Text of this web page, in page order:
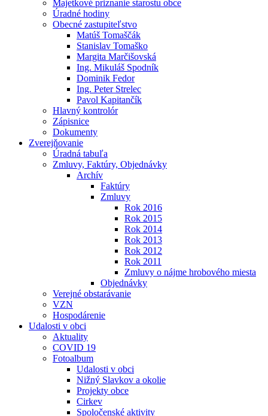
Majetkové priznanie starostu obce
Úradné hodiny
Obecné zastupiteľstvo
Matúš Tomaščák
Stanislav Tomaško
Margita Marčišovská
Ing. Mikuláš Spodník
Dominik Fedor
Ing. Peter Strelec
Pavol Kapitančík
Hlavný kontrolór
Zápisnice
Dokumenty
Zverejňovanie
Úradná tabuľa
Zmluvy, Faktúry, Objednávky
Archív
Faktúry
Zmluvy
Rok 2016
Rok 2015
Rok 2014
Rok 2013
Rok 2012
Rok 2011
Zmluvy o nájme hrobového miesta
Objednávky
Verejné obstarávanie
VZN
Hospodárenie
Udalosti v obci
Aktuality
COVID 19
Fotoalbum
Udalosti v obci
Nižný Slavkov a okolie
Projekty obce
Cirkev
Spoločenské aktivity